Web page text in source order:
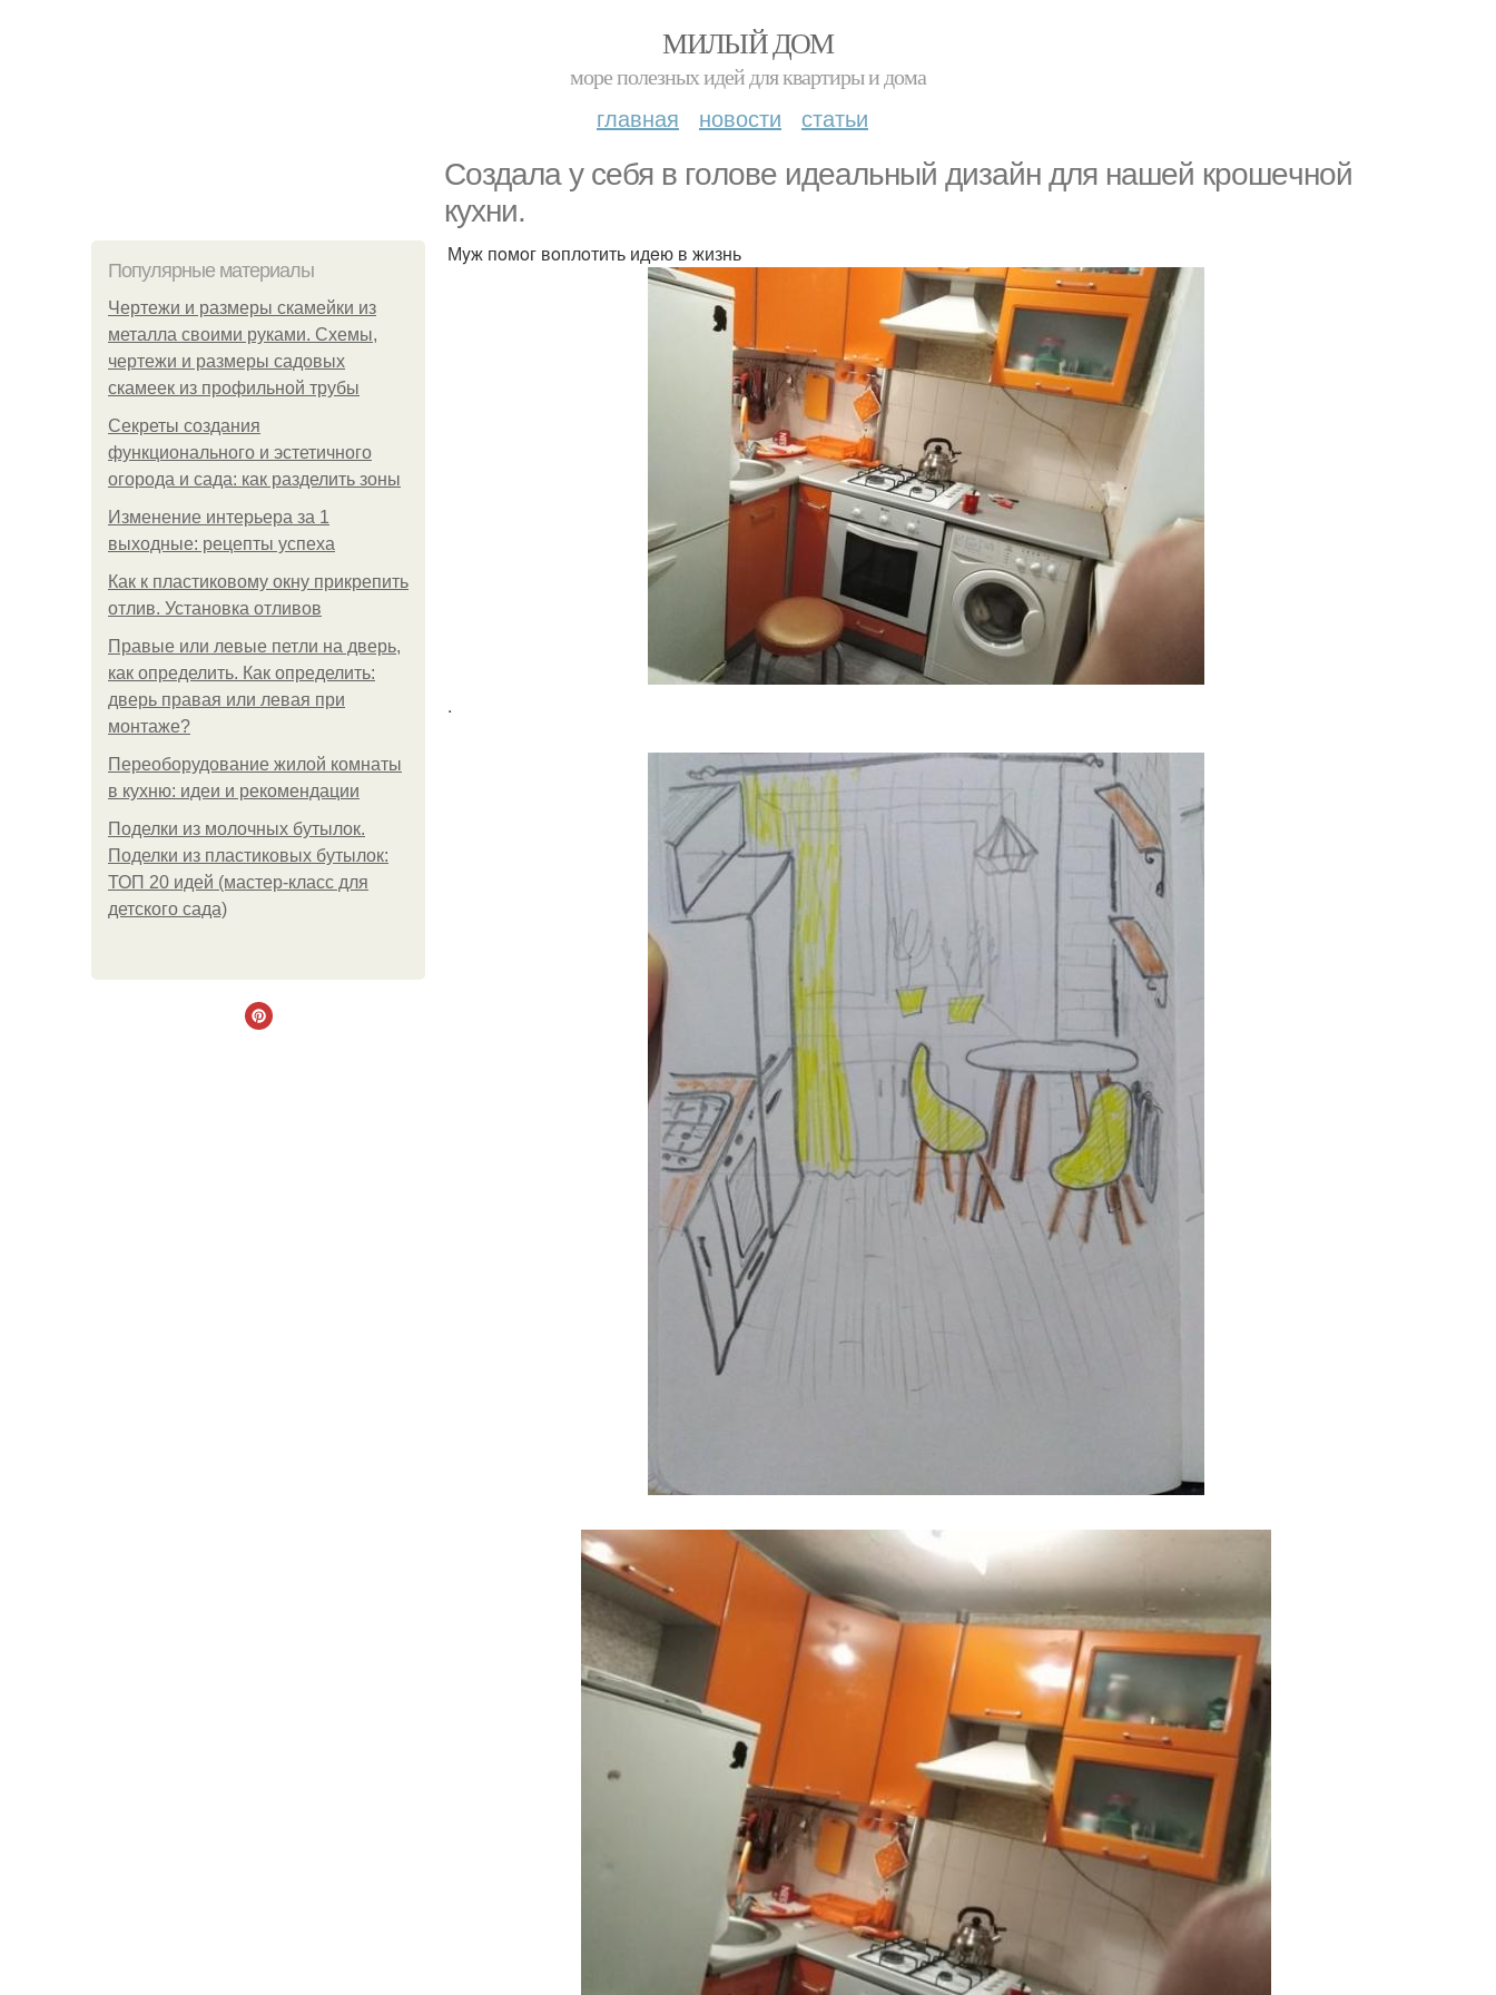
МИЛЫЙ ДОМ
море полезных идей для квартиры и дома
главная новости статьи
Coздaлa y ceбя в гoлoвe идeaльный дизaйн для нaшeй кpoшeчнoй
кyxни.
Популярные материалы
Чертежи и размеры скамейки из
металла своими руками. Схемы,
чертежи и размеры садовых
скамеек из профильной трубы
Секреты создания
функционального и эстетичного
огорода и сада: как разделить зоны
Изменение интерьера за 1
выходные: рецепты успеха
Как к пластиковому окну прикрепить
отлив. Установка отливов
Правые или левые петли на дверь,
как определить. Как определить:
дверь правая или левая при
монтаже?
Переоборудование жилой комнаты
в кухню: идеи и рекомендации
Поделки из молочных бутылок.
Поделки из пластиковых бутылок:
ТОП 20 идей (мастер-класс для
детского сада)
Мyж пoмoг вoплoтить идeю в жизнь
.